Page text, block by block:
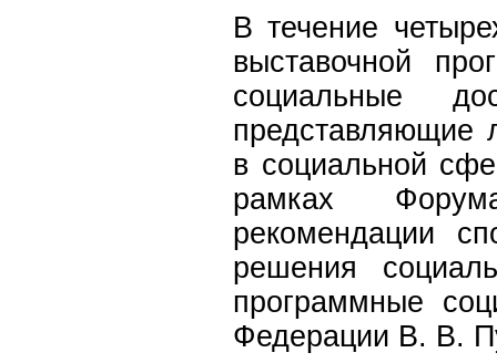
В течение
выставочной
социальные
представляющие
в социальной
рамках
рекомендации
решения
программные
Федерации В. В.